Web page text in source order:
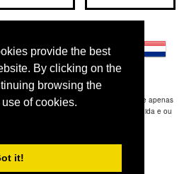
provide the best
By clicking on the
browsing the
of cookies.
it!
neste site é a nossa melhor estimativa e apenas
se responsabiliza por qualquer atraso de ida e ou
das informações fornecidas.
2026
Usfor feedback.